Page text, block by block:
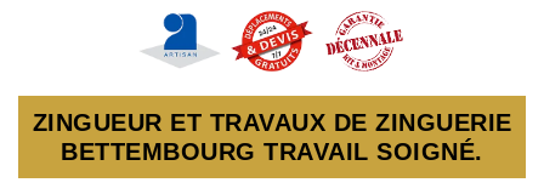
ZINGUEUR ET TRAVAUX DE ZINGUERIE
BETTEMBOURG TRAVAIL SOIGNÉ.